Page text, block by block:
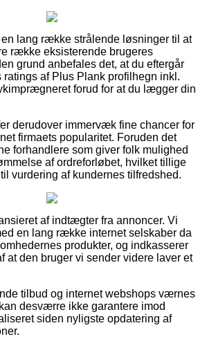
lang række strålende løsninger til at
række eksisterende brugeres
grund anbefales det, at du eftergår
af Plus Plank profilhegn inkl.
forud for at du lægger din
derudover immervæk fine chancer for
firmaets popularitet. Foruden det
forhandlere som giver folk mulighed
af ordreforløbet, hvilket tillige
vurdering af kundernes tilfredshed.
af indtægter fra annoncer. Vi
en lang række internet selskaber da
produkter, og indkasserer
at den bruger vi sender videre laver et
tilbud og internet webshops værnes
desværre ikke garantere imod
siden nyligste opdatering af